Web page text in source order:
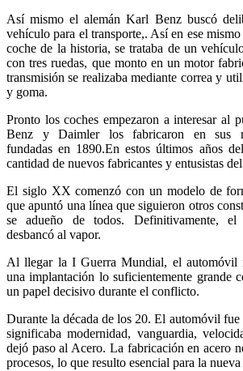
Así mismo el alemán Karl Benz buscó
vehículo para el transporte,. Así en ese
coche de la historia, se trataba de un
con tres ruedas, que monto en un motor
transmisión se realizaba mediante correa y
y goma.
Pronto los coches empezaron a interesar al
Benz y Daimler los fabricaron en sus
fundadas en 1890.En estos últimos años
cantidad de nuevos fabricantes y entusistas
El siglo XX comenzó con un modelo de
que apuntó una línea que siguieron otros
se adueño de todos. Definitivamente,
desbancó al vapor.
Al llegar la I Guerra Mundial, el automóvil
una implantación lo suficientemente grande
un papel decisivo durante el conflicto.
Durante la década de los 20. El automóvil
significaba modernidad, vanguardia,
dejó paso al Acero. La fabricación en acero
procesos, lo que resulto esencial para la